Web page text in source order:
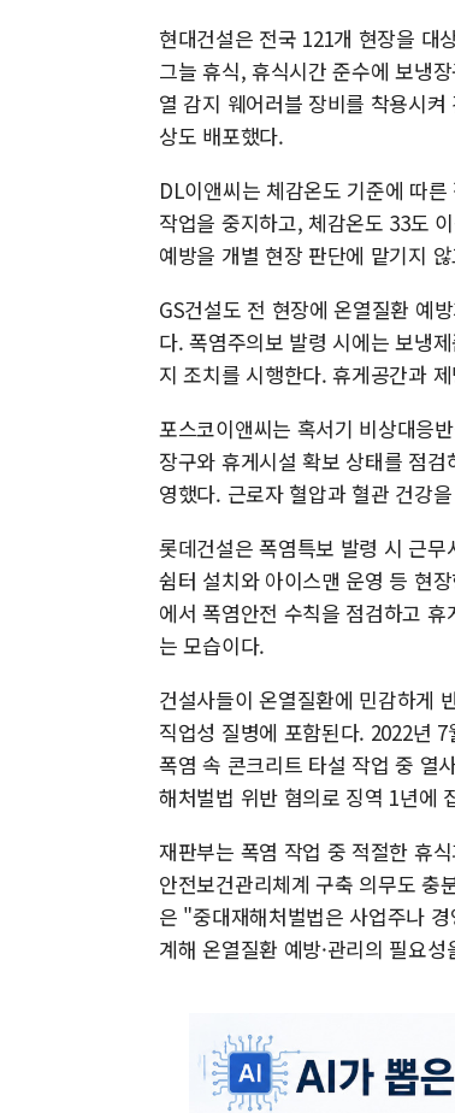
현대건설은 전국 121개 현장을 대
그늘 휴식, 휴식시간 준수에 보냉
열 감지 웨어러블 장비를 착용시
상도 배포했다.
DL이앤씨는 체감온도 기준에 따
작업을 중지하고, 체감온도 33도
예방을 개별 현장 판단에 맡기지
GS건설도 전 현장에 온열질환 예
다. 폭염주의보 발령 시에는 보냉
지 조치를 시행한다. 휴게공간과
포스코이앤씨는 혹서기 비상대응
장구와 휴게시설 확보 상태를 점
영했다. 근로자 혈압과 혈관 건강
롯데건설은 폭염특보 발령 시 근
쉼터 설치와 아이스맨 운영 등 현
에서 폭염안전 수칙을 점검하고
는 모습이다.
건설사들이 온열질환에 민감하게
직업성 질병에 포함된다. 2022년
폭염 속 콘크리트 타설 작업 중 열
해처벌법 위반 혐의로 징역 1년에
재판부는 폭염 작업 중 적절한 휴
안전보건관리체계 구축 의무도 충
은 "중대재해처벌법은 사업주나
계해 온열질환 예방·관리의 필요